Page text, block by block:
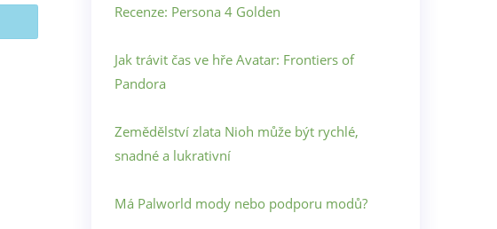
Recenze: Persona 4 Golden
Jak trávit čas ve hře Avatar: Frontiers of
Pandora
Zemědělství zlata Nioh může být rychlé,
snadné a lukrativní
Má Palworld mody nebo podporu modů?